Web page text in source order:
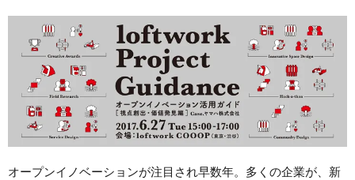
オープンイノベーションが注目され早数年。多くの企業が、新